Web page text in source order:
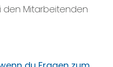
den Mitarbeitenden